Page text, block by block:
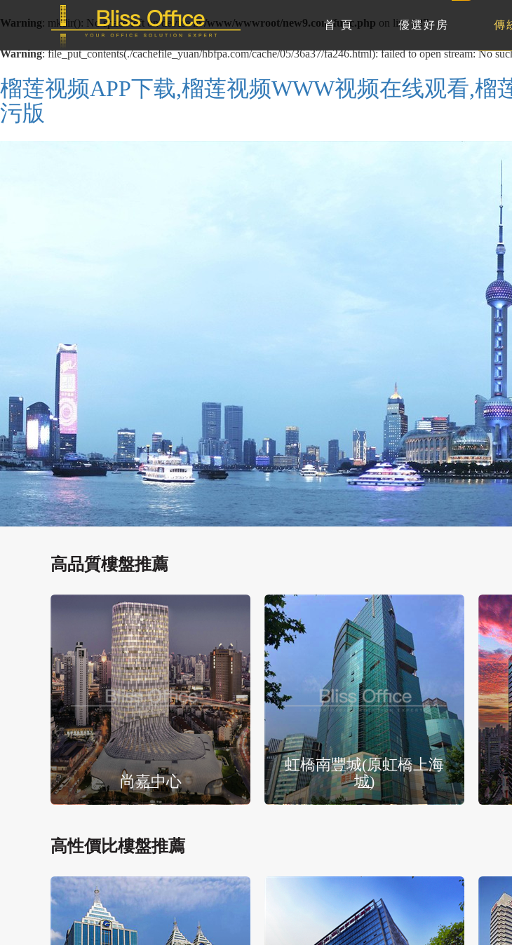
Warning: mkdir(): No space left on device in/www/wwwroot/new9.com/func.php on line127
Warning: file_put_contents(./cachefile_yuan/hbfpa.com/cache/05/36a37/fa246.html): failed to open stream: No
榴莲视频APP下载,榴莲视频WWW视频在线观看,
污版
首 頁 優選好房 傳
高品質樓盤推薦
尚嘉中心
虹橋南豐城(原虹橋上海
城)
高性價比樓盤推薦